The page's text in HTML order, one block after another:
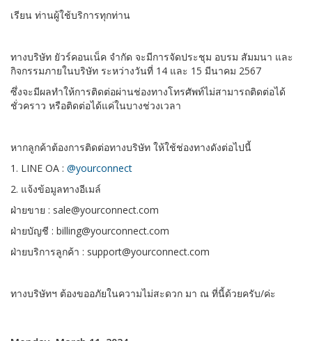
เรียน ท่านผู้ใช้บริการทุกท่าน
ทางบริษัท ยัวร์คอนเน็ค จำกัด จะมีการจัดประชุม อบรม สัมมนา และ
กิจกรรมภายในบริษัท ระหว่างวันที่ 14 และ 15 มีนาคม 2567
ซึ่งจะมีผลทำให้การติดต่อผ่านช่องทางโทรศัพท์ไม่สามารถติดต่อได้
ชั่วคราว หรือติดต่อได้แค่ในบางช่วงเวลา
หากลูกค้าต้องการติดต่อทางบริษัท ให้ใช้ช่องทางดังต่อไปนี้
1. LINE OA : @yourconnect
2. แจ้งข้อมูลทางอีเมล์
ฝ่ายขาย : sale@yourconnect.com
ฝ่ายบัญชี : billing@yourconnect.com
ฝ่ายบริการลูกค้า : support@yourconnect.com
ทางบริษัทฯ ต้องขออภัยในความไม่สะดวก มา ณ ที่นี้ด้วยครับ/ค่ะ